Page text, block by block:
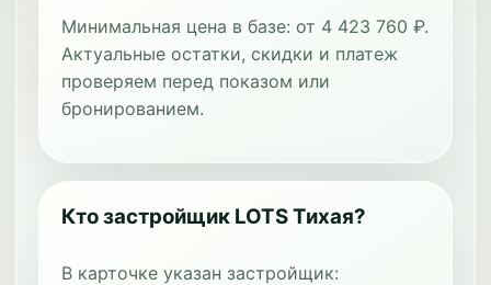
Минимальная цена в базе: от 4 423 760 ₽.
Актуальные остатки, скидки и платеж
проверяем перед показом или
бронированием.
Кто застройщик LOTS Тихая?
В карточке указан застройщик: